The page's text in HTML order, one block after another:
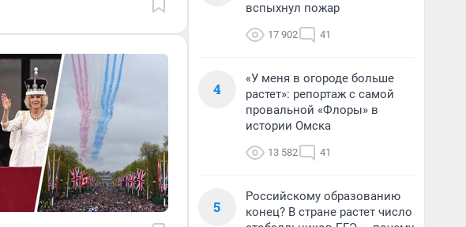
вспыхнул пожар
17 902 41
4
«У меня в огороде больше
растет»: репортаж с самой
провальной «Флоры» в
истории Омска
13 582 41
5
Российскому образованию
конец? В стране растет число